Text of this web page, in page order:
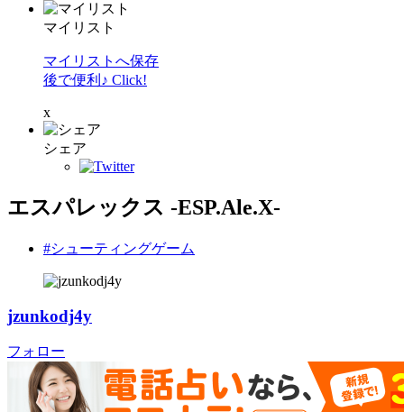
マイリスト
マイリストへ保存
後で便利♪ Click!
x
シェア
エスパレックス -ESP.Ale.X-
#シューティングゲーム
jzunkodj4y
フォロー